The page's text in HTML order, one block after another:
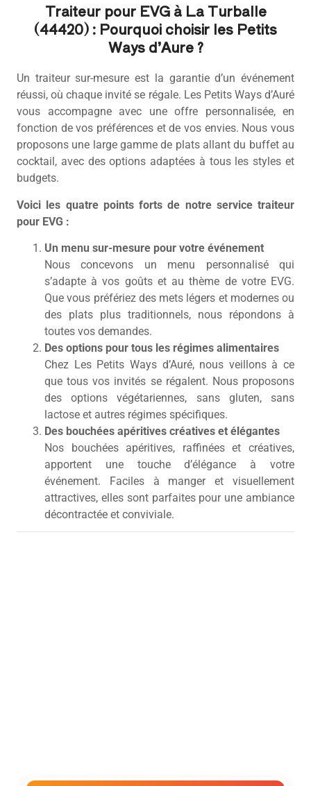
Traiteur pour EVG à La Turballe
(44420) : Pourquoi choisir les Petits
Ways d’Aure ?
Un traiteur sur-mesure est la garantie d’un événement
réussi, où chaque invité se régale. Les Petits Ways d’Auré
vous accompagne avec une offre personnalisée, en
fonction de vos préférences et de vos envies. Nous vous
proposons une large gamme de plats allant du buffet au
cocktail, avec des options adaptées à tous les styles et
budgets.
Voici les quatre points forts de notre service traiteur
pour EVG :
Un menu sur-mesure pour votre événement
Nous concevons un menu personnalisé qui
s’adapte à vos goûts et au thème de votre EVG.
Que vous préfériez des mets légers et modernes ou
des plats plus traditionnels, nous répondons à
toutes vos demandes.
Des options pour tous les régimes alimentaires
Chez Les Petits Ways d’Auré, nous veillons à ce
que tous vos invités se régalent. Nous proposons
des options végétariennes, sans gluten, sans
lactose et autres régimes spécifiques.
Des bouchées apéritives créatives et élégantes
Nos bouchées apéritives, raffinées et créatives,
apportent une touche d’élégance à votre
événement. Faciles à manger et visuellement
attractives, elles sont parfaites pour une ambiance
décontractée et conviviale.